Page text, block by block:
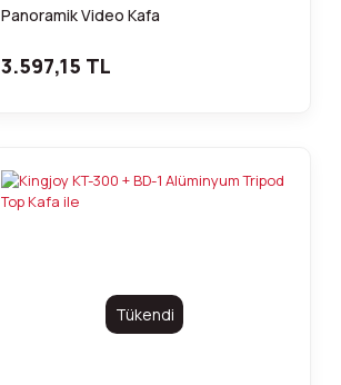
Panoramik Video Kafa
3.597,15 TL
Tükendi